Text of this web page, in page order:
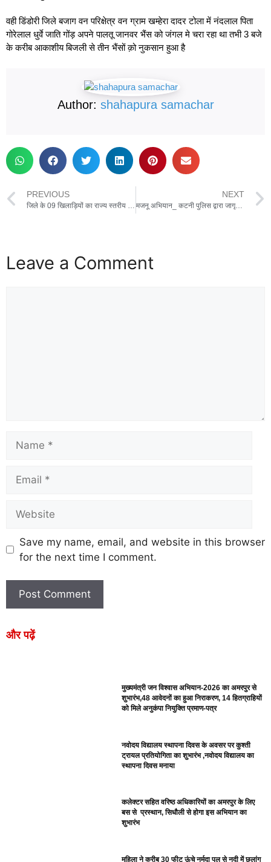
वही डिंडोरी जिले बजाग वन परिक्षेत्र वन ग्राम खम्हेरा दादर टोला में नंदलाल पिता
गोरेलाल धुर्वे जाति गोंड़ अपने पालतू जानवर भैंस को जंगल मे चरा रहा था तभी 3 बजे
के करीब आकाशीय बिजली से तीन भैंसों क़ो नुकसान हुआ है
Author: shahapura samachar
PREVIOUS NEXT
मजनू अभियान_ कटनी पुलिस द्वारा जागृति पार्क में विशेष अभियान,शोहदों को दी चेतावनी
Leave a Comment
Save my name, email, and website in this browser
for the next time I comment.
और पढ़ें
मुख्यमंत्री जन विश्वास अभियान-2026 का अमरपुर से
शुभारंभ,48 आवेदनों का हुआ निराकरण, 14 हितग्राहियों
को मिले अनुकंपा नियुक्ति प्रमाण-पत्र
नवोदय विद्यालय स्थापना दिवस के अवसर पर कुश्ती
ट्रायल प्रतियोगिता का शुभारंभ ,नवोदय विद्यालय का
स्थापना दिवस मनाया
कलेक्टर सहित वरिष्ठ अधिकारियों का अमरपुर के लिए
बस से प्रस्थान, सिधौली से होगा इस अभियान का
शुभारंभ
महिला ने करीब 30 फीट ऊंचे नर्मदा पुल से नदी में छलांग